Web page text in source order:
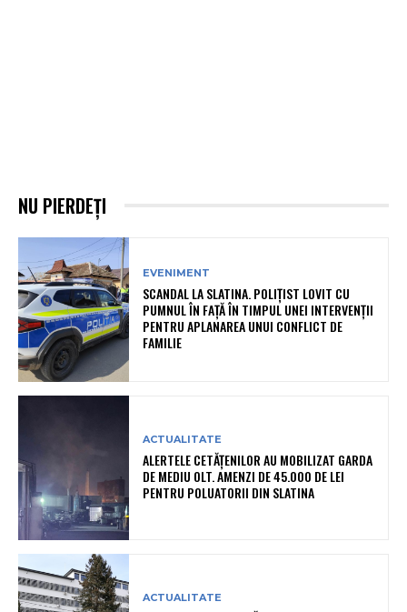
NU PIERDEȚI
EVENIMENT
SCANDAL LA SLATINA. POLIȚIST LOVIT CU
PUMNUL ÎN FAȚĂ ÎN TIMPUL UNEI INTERVENȚII
PENTRU APLANAREA UNUI CONFLICT DE
FAMILIE
ACTUALITATE
ALERTELE CETĂȚENILOR AU MOBILIZAT GARDA
DE MEDIU OLT. AMENZI DE 45.000 DE LEI
PENTRU POLUATORII DIN SLATINA
ACTUALITATE